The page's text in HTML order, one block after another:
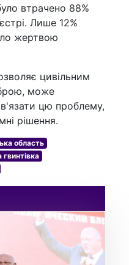
втрачено 88%
Лише 12%
жертвою
цивільним
може
цю проблему,
рішення.
область